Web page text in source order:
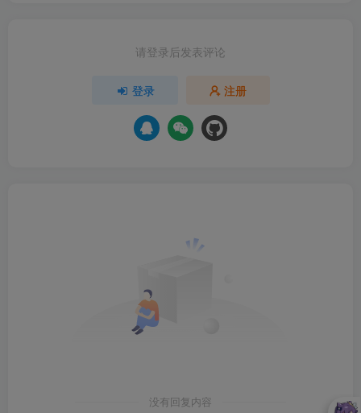
请登录后发表评论
登录 注册
没有回复内容